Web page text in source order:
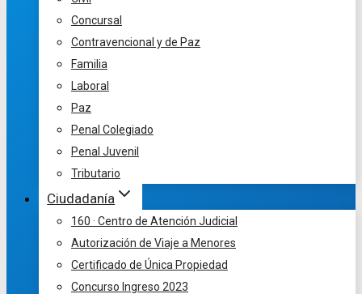
Concursal
Contravencional y de Paz
Familia
Laboral
Paz
Penal Colegiado
Penal Juvenil
Tributario
Ciudadanía
160 · Centro de Atención Judicial
Autorización de Viaje a Menores
Certificado de Única Propiedad
Concurso Ingreso 2023